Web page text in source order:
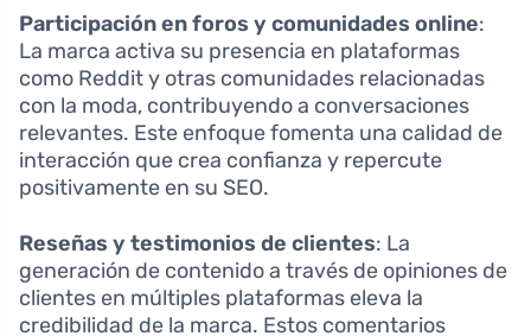
Participación en foros y comunidades online:
La marca activa su presencia en plataformas
como Reddit y otras comunidades relacionadas
con la moda, contribuyendo a conversaciones
relevantes. Este enfoque fomenta una calidad de
interacción que crea confianza y repercute
positivamente en su SEO.
Reseñas y testimonios de clientes: La
generación de contenido a través de opiniones de
clientes en múltiples plataformas eleva la
credibilidad de la marca. Estos comentarios